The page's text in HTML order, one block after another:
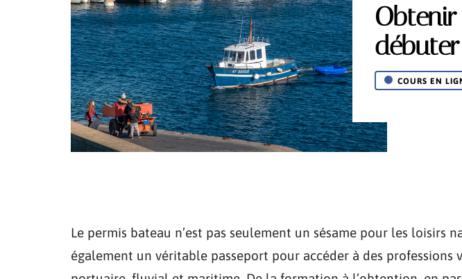
COURS EN
Le permis bateau n’est pas seulement un sésame pour les loisirs
également un véritable passeport pour accéder à des professions